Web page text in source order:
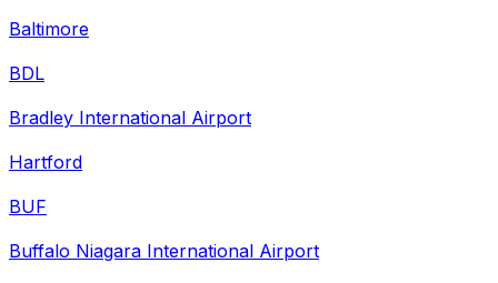
Baltimore
BDL
Bradley International Airport
Hartford
BUF
Buffalo Niagara International Airport